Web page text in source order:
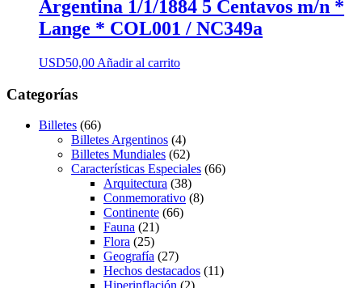
Argentina 1/1/1884 5 Centavos m/n *
Lange * COL001 / NC349a
USD50,00 Añadir al carrito
Categorías
Billetes (66)
Billetes Argentinos (4)
Billetes Mundiales (62)
Características Especiales (66)
Arquitectura (38)
Conmemorativo (8)
Continente (66)
Fauna (21)
Flora (25)
Geografía (27)
Hechos destacados (11)